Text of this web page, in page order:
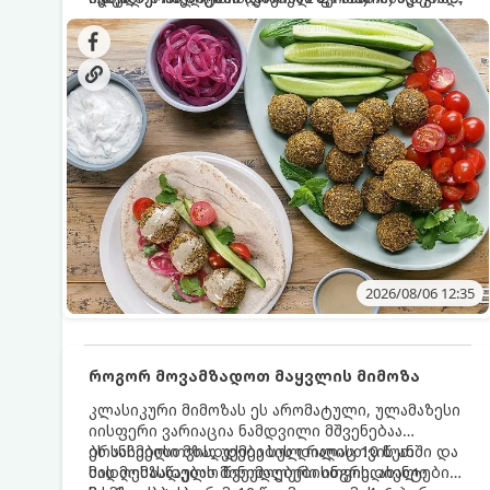
სალათებთან ერთად ან ტახინის (სესამის)
სოუსთან მირთმევისთვის.
იდეალურად შეინარჩუნოს და არ დაიშალოს.
დრო: 10–15 წუთი ულუფა: 20–24 ცალი ბურთულა
(4–6 პორცია)
2026/08/06 12:35
როგორ მოვამზადოთ მაყვლის მიმოზა
კლასიკური მიმოზას ეს არომატული, ულამაზესი
იისფერი ვარიაცია ნამდვილი მშვენებაა
ბრანჩებისთვის, უქმეების დილისთვის ან
სადღესასწაულო წვეულებებისთვის. ახალი
ეს სასმელი მზადდება სულ რაღაც 10 წუთში და
მის მომზადებას მინიმალური ინგრედიენტები